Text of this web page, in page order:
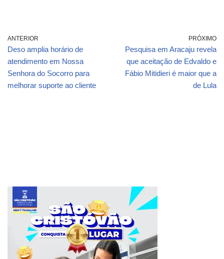
ANTERIOR
Deso amplia horário de
atendimento em Nossa
Senhora do Socorro para
melhorar suporte ao cliente
PRÓXIMO
Pesquisa em Aracaju revela
que aceitação de Edvaldo e
Fábio Mitidieri é maior que a
de Lula